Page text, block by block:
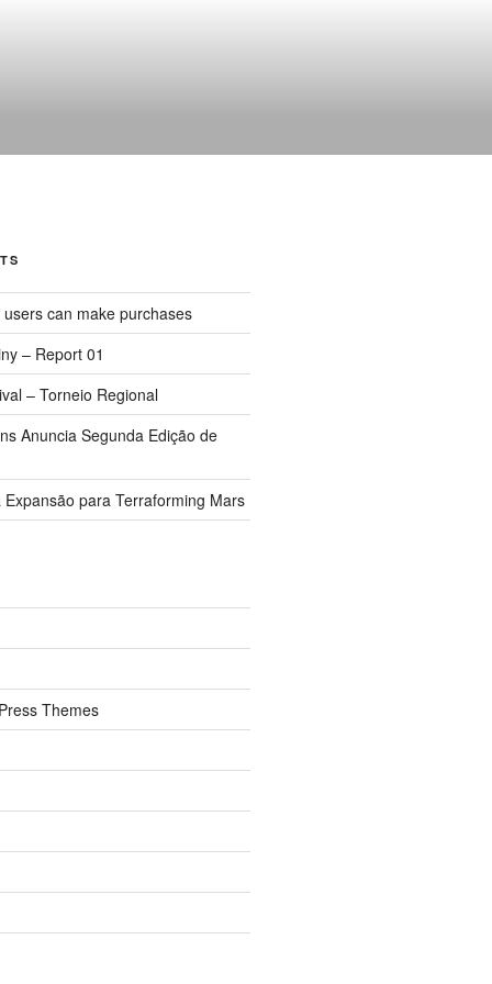
can make purchases
– Report 01
– Torneio Regional
Anuncia Segunda Edição de
Expansão para Terraforming Mars
Themes